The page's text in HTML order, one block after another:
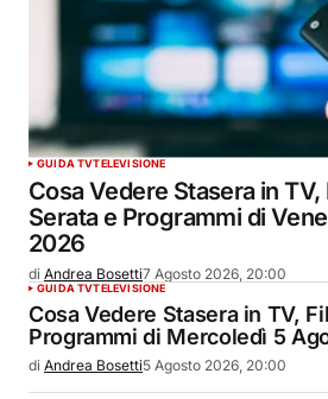
GUIDA TVTELEVISIONE
Cosa Vedere Stasera in TV,
Serata e Programmi di
2026
di Andrea Bosetti7 Agosto 2026, 20:00
GUIDA TVTELEVISIONE
Cosa Vedere Stasera in TV,
Programmi di Mercoledì 5
di Andrea Bosetti5 Agosto 2026, 20:00